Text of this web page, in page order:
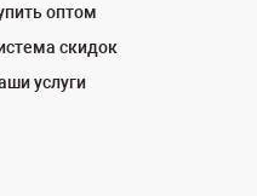
оптом
скидок
услуги